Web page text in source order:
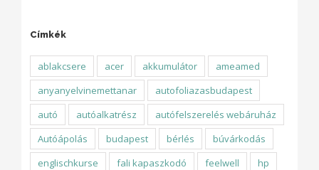
Címkék
ablakcsere acer akkumulátor
ameamed
anyanyelvinemettanar
autofoliazasbudapest
autó
autóalkatrész
autófelszerelés webáruház
Autóápolás
budapest bérlés
búvárkodás
englischkurse
fali kapaszkodó feelwell
hp